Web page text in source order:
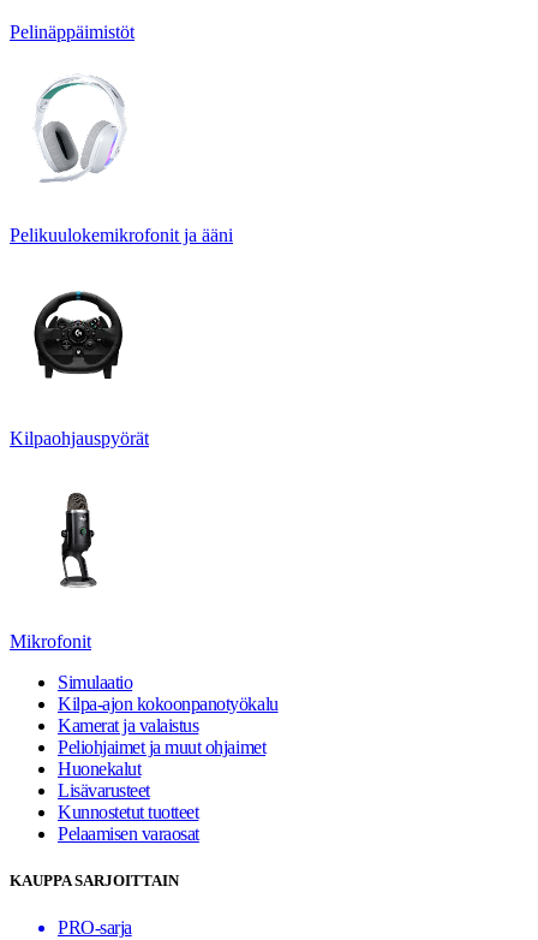
Pelinäppäimistöt
Pelikuulokemikrofonit ja ääni
Kilpaohjauspyörät
Mikrofonit
Simulaatio
Kilpa-ajon kokoonpanotyökalu
Kamerat ja valaistus
Peliohjaimet ja muut ohjaimet
Huonekalut
Lisävarusteet
Kunnostetut tuotteet
Pelaamisen varaosat
KAUPPA SARJOITTAIN
PRO-sarja